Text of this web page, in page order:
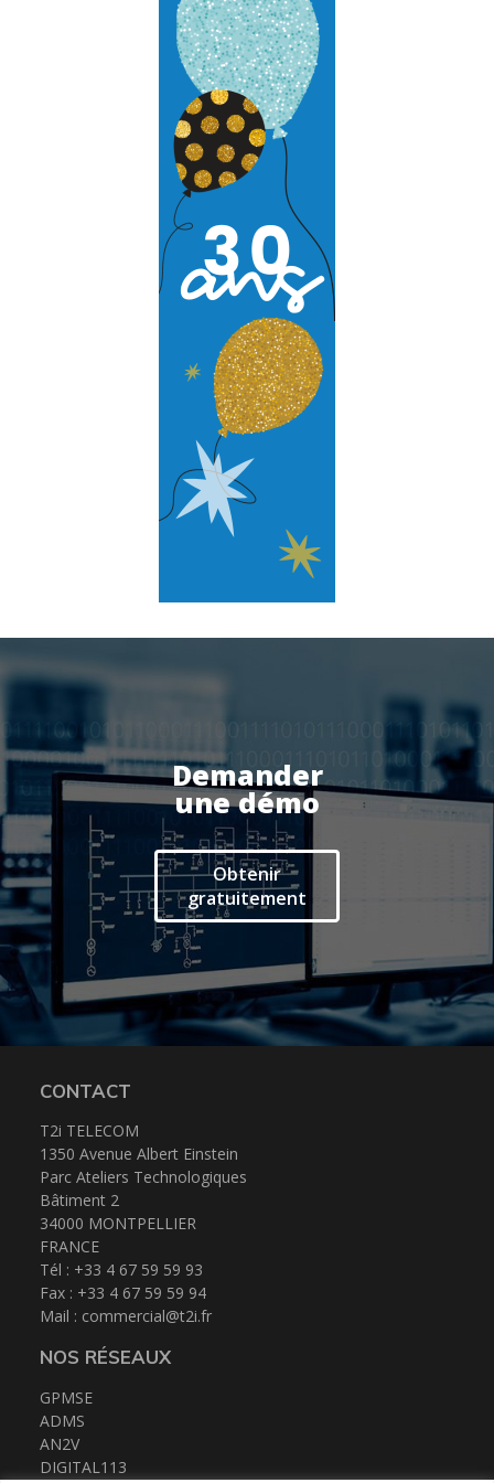
Demander
une démo
Obtenir
gratuitement
CONTACT
T2i TELECOM
1350 Avenue Albert Einstein
Parc Ateliers Technologiques
Bâtiment 2
34000 MONTPELLIER
FRANCE
Tél : +33 4 67 59 59 93
Fax : +33 4 67 59 59 94
Mail : commercial@t2i.fr
NOS RÉSEAUX
GPMSE
ADMS
AN2V
DIGITAL113
Audit et conseil
Support Technique
Formation
Migration
Produit
Logiciel de supervision
Logiciel de télésurveillance
Logiciel de téléassistance
ERP Gestion Commerciale
Suivi des intervenants
Frontaux de réception
Téléphonie
Actualités